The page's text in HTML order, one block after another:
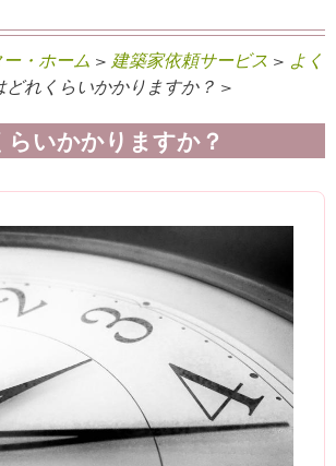
・ホーム > 建築家依頼サービス > よく
れくらいかかりますか？ >
いかかりますか？